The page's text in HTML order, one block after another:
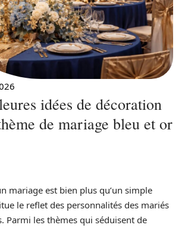
idées de décoration
de mariage bleu et or
mariage est bien plus qu’un simple
le reflet des personnalités des mariés
Parmi les thèmes qui séduisent de